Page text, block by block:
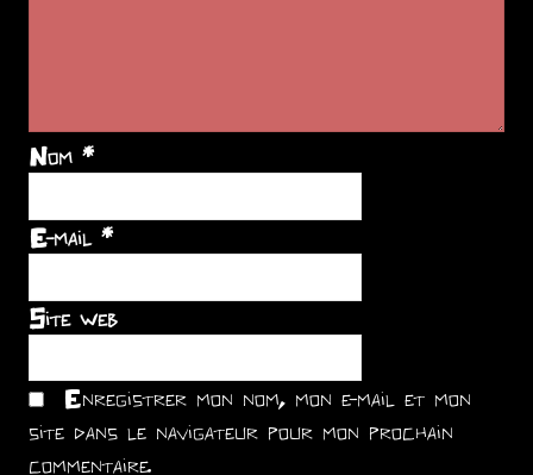
Nom *
E-mail *
Site web
Enregistrer mon nom, mon e-mail et mon
site dans le navigateur pour mon prochain
commentaire.